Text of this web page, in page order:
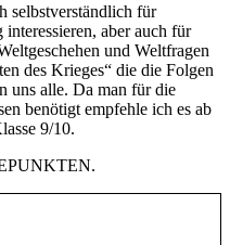
selbstverständlich für
aber auch für
und Weltfragen
des Krieges“ die die Folgen
uns alle. Da man für die
benötigt empfehle ich es ab
9/10.